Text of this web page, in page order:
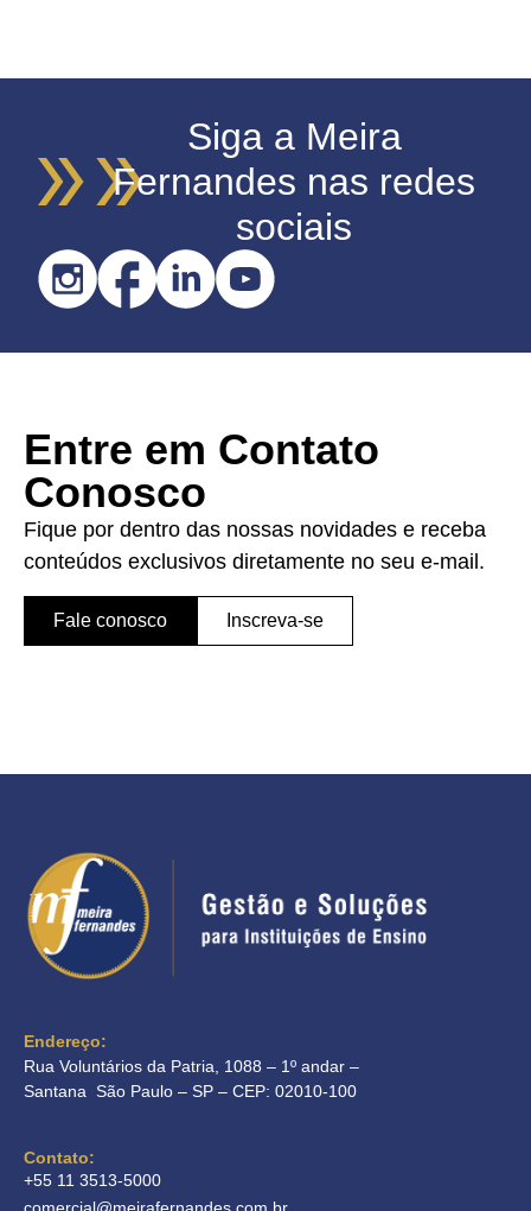
Siga a Meira
Fernandes nas redes
sociais
Entre em Contato
Conosco
Fique por dentro das nossas novidades e receba
conteúdos exclusivos diretamente no seu e-mail.
Fale conosco Inscreva-se
Endereço:
Rua Voluntários da Patria, 1088 – 1º andar –
Santana São Paulo – SP – CEP: 02010-100
Contato:
+55 11 3513-5000
comercial@meirafernandes.com.br